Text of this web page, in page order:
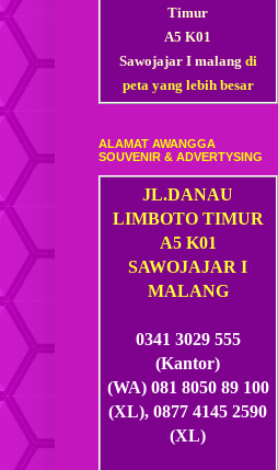
Timur
A5 K01
Sawojajar I malang di
peta yang lebih besar
ALAMAT AWANGGA
SOUVENIR & ADVERTYSING
JL.DANAU
LIMBOTO TIMUR
A5 K01
SAWOJAJAR I
MALANG
0341 3029 555
(Kantor)
(WA) 081 8050 89 100
(XL), 0877 4145 2590
(XL)